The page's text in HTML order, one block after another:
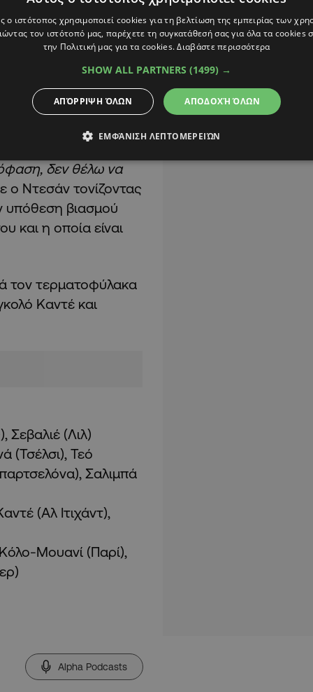
στην αποστολή,
δεν θέλω να
ο Ντεσάν τονίζοντας
υπόθεση βιασμού
και η οποία είναι
τον τερματοφύλακα
Καντέ και
(Λιλ)
(Τσέλσι), Τεό
Σαλιμπά
(Αλ Ιτιχάντ),
Μουανί (Παρί),
Alpha Podcasts
ο ιστότοπος χρησιμοποιεί cookies για τη βελτίωση της εμπειρίας των
τον ιστότοπό μας, παρέχετε τη συγκατάθεσή σας για όλα τα cookies
την Πολιτική μας για τα cookies.Διαβάστε περισσότερα
SHOW ALL PARTNERS (1499) →
ΑΠΟΔΟΧΉ ΌΛΩΝ
ΑΠΌΡΡΙΨΗ ΌΛΩΝ
ΕΜΦΆΝΙΣΗ ΛΕΠΤΟΜΕΡΕΙΏΝ